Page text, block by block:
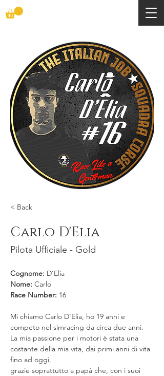
< Back
Carlo D'Elia
Pilota Ufficiale - Gold
Cognome: D’Elia
Nome: Carlo
Race Number: 16
Mi chiamo Carlo D’Elia, ho 19 anni e
competo nel simracing da circa due anni.
La mia passione per i motori è stata una
costante della mia vita, dai primi anni di vita
fino ad oggi,
grazie soprattutto a papà che, con i suoi